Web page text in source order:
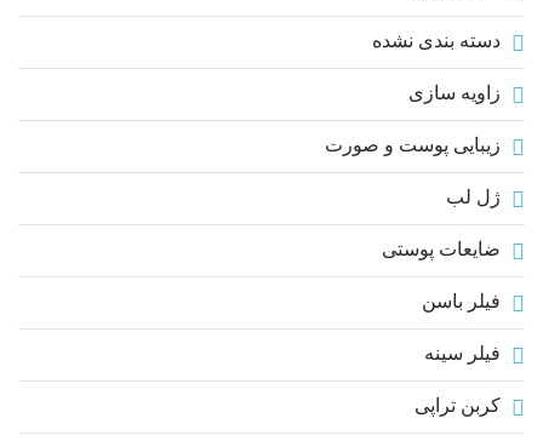
دسته بندی نشده
زاویه سازی
زیبایی پوست و صورت
ژل لب
ضایعات پوستی
فیلر باسن
فیلر سینه
کربن تراپی